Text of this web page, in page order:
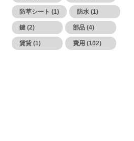
防草シート (1) 防水 (1)
鍵 (2) 部品 (4)
賃貸 (1) 費用 (102)